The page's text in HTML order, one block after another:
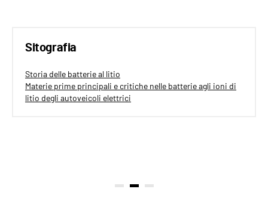
Sitografia
Storia delle batterie al litio
Materie prime principali e critiche nelle batterie agli ioni di
litio degli autoveicoli elettrici